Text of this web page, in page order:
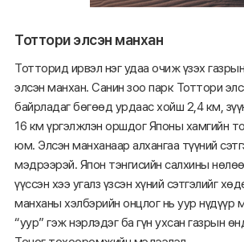
Тоттори элсэн манхан
Тотторид ирвэл нэг удаа очиж үзэх
элсэн манхан. Санин зоо парк Тоттори
байрладаг бөгөөд урдаас хойш 2,4 км,
16 км үргэлжлэн оршдог Японы хамгийн
юм. Элсэн манханаар алхангаа түүний
мэдрээрэй. Япон тэнгисийн салхины
үүссэн хээ угалз үзсэн хүний сэтгэлийг
манханы хэлбэрийн онцлог нь уур нүдүүр
“уур” гэж нэрлэдэг ба гүн ухсан газрын